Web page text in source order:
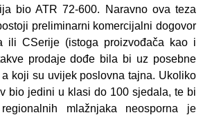
bio ATR 72-600. Naravno ova teza
preliminarni komercijalni dogovor
ili CSerije (istoga proizvođača kao i
prodaje dođe bila bi uz posebne
koji su uvijek poslovna tajna. Ukoliko
bio jedini u klasi do 100 sjedala, te bi
regionalnih mlažnjaka neosporna je